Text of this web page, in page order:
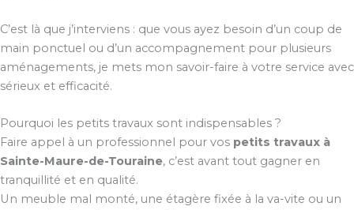
C’est là que j’interviens : que vous ayez besoin d’un coup de
main ponctuel ou d’un accompagnement pour plusieurs
aménagements, je mets mon savoir-faire à votre service avec
sérieux et efficacité.
Pourquoi les petits travaux sont indispensables ?
Faire appel à un professionnel pour vos petits travaux à
Sainte-Maure-de-Touraine, c’est avant tout gagner en
tranquillité et en qualité.
Un meuble mal monté, une étagère fixée à la va-vite ou un